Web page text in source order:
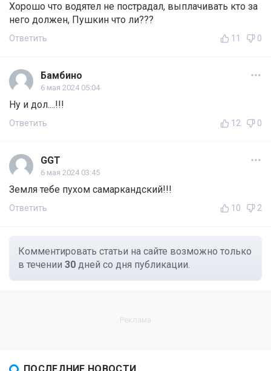
Хорошо что водятел не пострадал, выплачивать кто за
него должен, Пушкин что ли???
Ответить 11 0
Бамбино
6 мая 2024 05:04
Ну и дол....!!!
Ответить 12 0
GGT
6 мая 2024 03:45
Земля тебе пухом самаркандский!!!
Ответить 10 2
Комментировать статьи на сайте возможно только
в течении 30 дней со дня публикации.